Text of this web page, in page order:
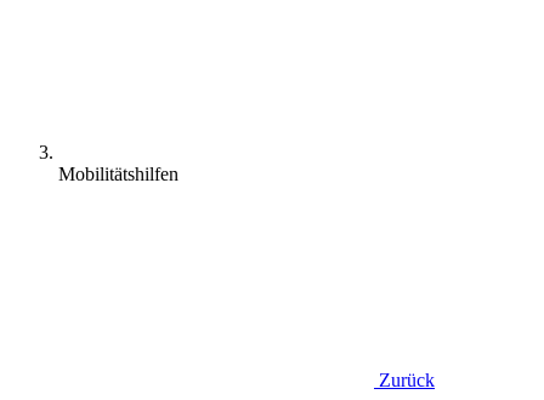
Mobilitätshilfen
Zurück